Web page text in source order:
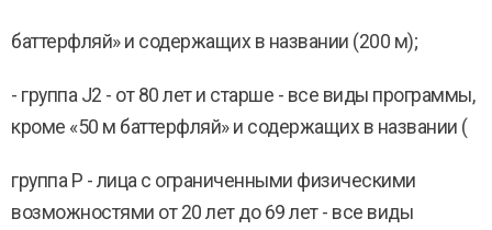
баттерфляй» и содержащих в названии (200 м);
- группа J2 - от 80 лет и старше - все виды программы,
кроме «50 м баттерфляй» и содержащих в названии (
группа Р - лица с ограниченными физическими
возможностями от 20 лет до 69 лет - все виды